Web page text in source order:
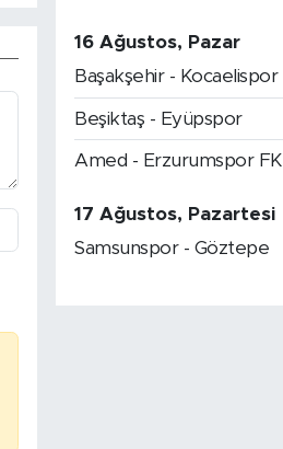
16 Ağustos, Pazar
Başakşehir - Kocaelispor
Beşiktaş - Eyüpspor
Amed - Erzurumspor FK
17 Ağustos, Pazartesi
Samsunspor - Göztepe